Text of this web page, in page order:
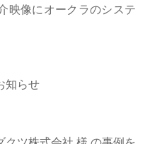
映像にオークラのシステ
知らせ